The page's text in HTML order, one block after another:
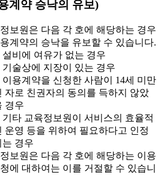
계약 승낙의 유보)
보원은 다음 각 호에 해당하는 경우
계약의 승낙을 유보할 수 있습니다.
설비에 여유가 없는 경우
기술상에 지장이 있는 경우
이용계약을 신청한 사람이 14세 미만
자로 친권자의 동의를 득하지 않았
경우
기타 교육정보원이 서비스의 효율적
운영 등을 위하여 필요하다고 인정
는 경우
보원은 다음 각 호에 해당하는 이용
에 대하여는 이를 거절할 수 있습니